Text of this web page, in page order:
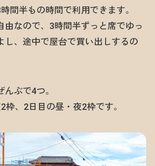
間半もの時間で利用できます。
由なので、3時間半ずっと席でゆっ
し、途中で屋台で買い出しするの
ぶで4つ。
枠、2日目の昼・夜2枠です。